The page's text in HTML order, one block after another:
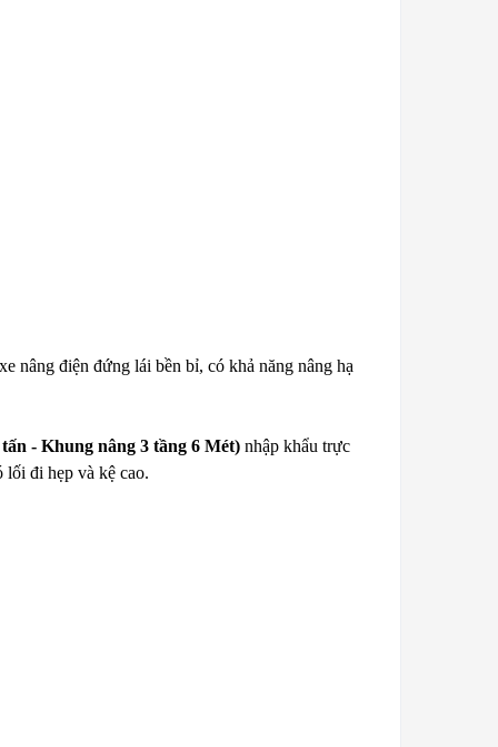
nâng điện đứng lái bền bỉ, có khả năng nâng hạ
- Khung nâng 3 tầng 6 Mét) nhập khẩu trực
lối đi hẹp và kệ cao.